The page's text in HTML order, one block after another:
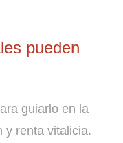
pueden
guiarlo en la
y renta vitalicia.